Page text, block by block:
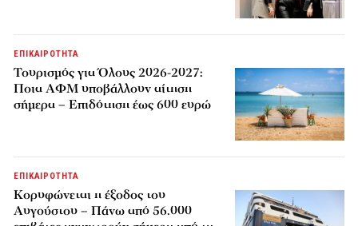
ΕΠΙΚΑΙΡΟΤΗΤΑ
Τουρισμός για Όλους 2026-2027:
Ποια ΑΦΜ υποβάλλουν αίτηση
σήμερα – Επιδότηση έως 600 ευρώ
ΕΠΙΚΑΙΡΟΤΗΤΑ
Κορυφώνεται η έξοδος του
Αυγούστου – Πάνω από 56.000